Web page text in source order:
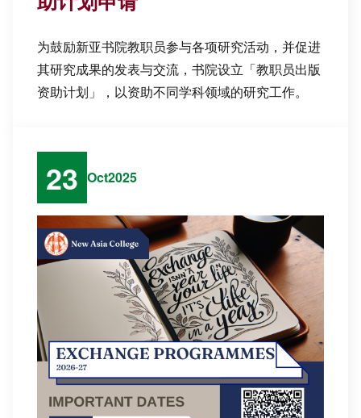
为鼓励新亚书院教职员参与各项研究活动，并促进
其研究成果的发表与交流，书院设立「教职员出版
资助计划」，以资助不同学科领域的研究工作。
23 Oct2025